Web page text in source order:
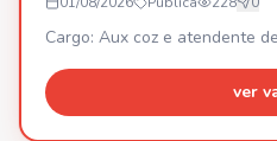
empresa e crescer junto com
busca apenas um trabalho
Cargo: Aux coz e atendente
ver